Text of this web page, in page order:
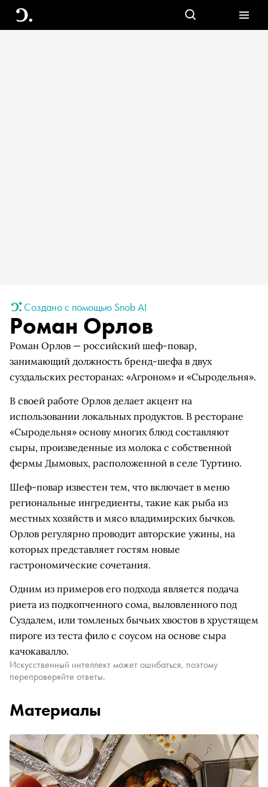
Создано с помощью Snob AI
Роман Орлов
Роман Орлов — российский шеф-повар,
занимающий должность бренд-шефа в двух
суздальских ресторанах: «Агроном» и «Сыродельня».
В своей работе Орлов делает акцент на
использовании локальных продуктов. В ресторане
«Сыродельня» основу многих блюд составляют
сыры, произведенные из молока с собственной
фермы Дымовых, расположенной в селе Туртино.
Шеф-повар известен тем, что включает в меню
региональные ингредиенты, такие как рыба из
местных хозяйств и мясо владимирских бычков.
Орлов регулярно проводит авторские ужины, на
которых представляет гостям новые
гастрономические сочетания.
Одним из примеров его подхода является подача
риета из подкопченного сома, выловленного под
Суздалем, или томленых бычьих хвостов в хрустящем
пироге из теста фило с соусом на основе сыра
качокавалло.
Искусственный интеллект может ошибаться, поэтому
перепроверяйте ответы.
Материалы